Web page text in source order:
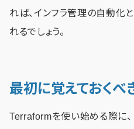
れば、インフラ管理の自動化
れるでしょう。
最初に覚えておく
Terraformを使い始める際に